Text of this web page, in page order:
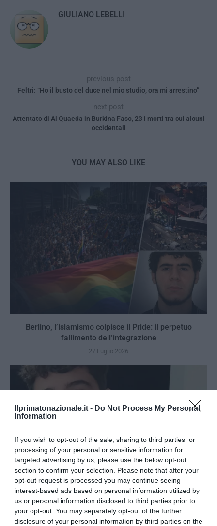
Ilprimatonazionale.it - Do Not Process My Personal
Information
If you wish to opt-out of the sale, sharing to third parties, or
processing of your personal or sensitive information for
targeted advertising by us, please use the below opt-out
section to confirm your selection. Please note that after your
opt-out request is processed you may continue seeing
interest-based ads based on personal information utilized by
us or personal information disclosed to third parties prior to
your opt-out. You may separately opt-out of the further
disclosure of your personal information by third parties on the
GIULIANO LEBELLI
previous post
Feltri: “Ho il busto del duce nel mio studio, ora mi arrestino”
next post
Attentato di Al Quaeda in Burkina Faso, 23 i morti tra cui alcuni
occidentali
YOU MAY ALSO LIKE
Berlino, l’islamismo colpisce il Pride: il perpetuo
fallimento dell’integrazione
27 Luglio 2026
Thomas ucciso perché bianco: la giustizia rompe il muro
di silenzio